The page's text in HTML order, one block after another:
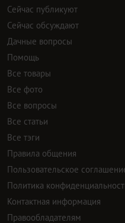
Сейчас публикуют
Сейчас обсуждают
Дачные вопросы
Помощь
Все товары
Все фото
Все вопросы
Все статьи
Все тэги
Правила общения
Пользовательское
Политика
Контактная информация
Правообладателям